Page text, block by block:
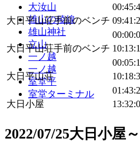
大汝山
雄山の稜線
雄山神社
立山
一ノ越
一ノ越
室堂平
室堂ターミナル
大日平山荘手前のベンチ
大日平山荘手前のベンチ
大日平山荘
大日小屋
2022/07/25大日小屋